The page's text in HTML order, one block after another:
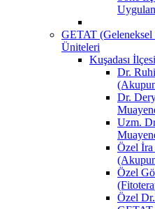
GETAT (Geleneksel
Üniteleri
Kuşadası
Dr.
Dr.
Uzm.
Özel
Özel
Özel